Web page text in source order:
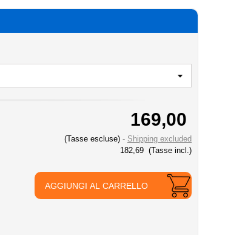
169,00
(Tasse escluse)
Shipping excluded
182,69 (Tasse incl.)
AGGIUNGI AL CARRELLO